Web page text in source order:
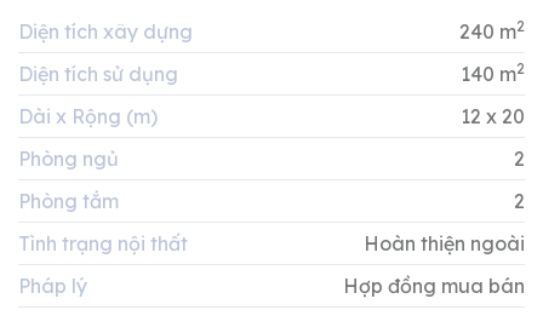
Diện tích xây dựng 240 m2
Diện tích sử dụng 140 m2
Dài x Rộng (m)
12 x 20
Phòng ngủ
2
Phòng tắm
2
Tình trạng nội thất
Hoàn thiện ngoài
Pháp lý
Hợp đồng mua bán